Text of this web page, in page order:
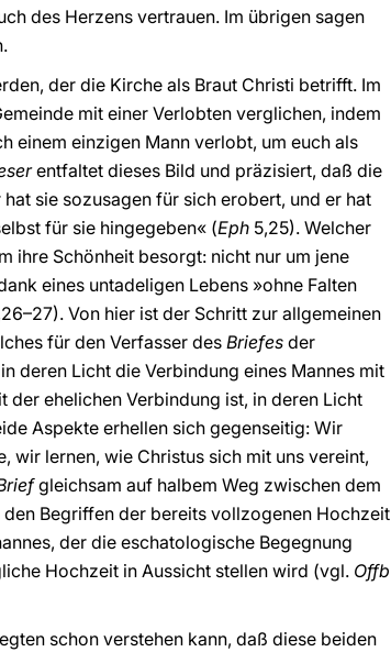
des Herzens vertrauen. Im übrigen sagen
der die Kirche als Braut Christi betrifft. Im
mit einer Verlobten verglichen, indem
einem einzigen Mann verlobt, um euch als
entfaltet dieses Bild und präzisiert, daß die
sie sozusagen für sich erobert, und er hat
für sie hingegeben« (Eph 5,25). Welcher
ihre Schönheit besorgt: nicht nur um jene
eines untadeligen Lebens »ohne Falten
Von hier ist der Schritt zur allgemeinen
für den Verfasser des Briefes der
deren Licht die Verbindung eines Mannes mit
ehelichen Verbindung ist, in deren Licht
Aspekte erhellen sich gegenseitig: Wir
wir lernen, wie Christus sich mit uns vereint,
gleichsam auf halbem Weg zwischen dem
Begriffen der bereits vollzogenen Hochzeit
der die eschatologische Begegnung
Hochzeit in Aussicht stellen wird (vgl. Offb
schon verstehen kann, daß diese beiden